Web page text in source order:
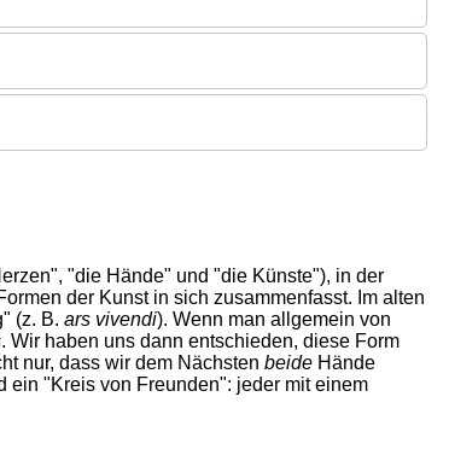
"die Hände" und "die Künste"), in der
der Kunst in sich zusammenfasst. Im alten
(z. B. ars vivendi). Wenn man allgemein von
. Wir haben uns dann entschieden, diese Form
nur, dass wir dem Nächsten beide Hände
ein "Kreis von Freunden": jeder mit einem